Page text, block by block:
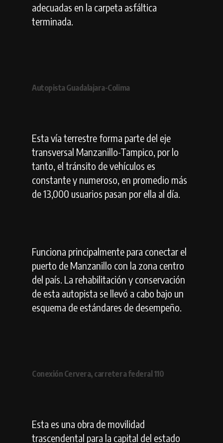
adecuadas en la carpeta asfáltica
terminada.
Autopista Guadalajara-Colima
Esta vía terrestre forma parte del eje
transversal Manzanillo-Tampico, por lo
tanto, el tránsito de vehículos es
constante y numeroso, en promedio más
de 13,000 usuarios pasan por ella al día.
Funciona principalmente para conectar el
puerto de Manzanillo con la zona centro
del país. La rehabilitación y conservación
de esta autopista se llevó a cabo bajo un
esquema de estándares de desempeño.
Conexión Cervera, carretera federal 110
Esta es una obra de movilidad
trascendental para la capital del estado